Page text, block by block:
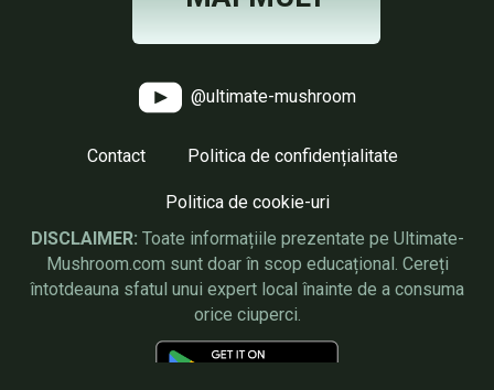
@ultimate-mushroom
Contact Politica de confidențialitate
Politica de cookie-uri
DISCLAIMER: Toate informațiile prezentate pe Ultimate-
Mushroom.com sunt doar în scop educațional. Cereți
întotdeauna sfatul unui expert local înainte de a consuma
orice ciuperci.